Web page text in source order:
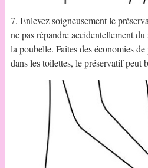
7. Enlevez soigneusement le
ne pas répandre accidentellement
la poubelle. Faites des économies
dans les toilettes, le préservatif peut